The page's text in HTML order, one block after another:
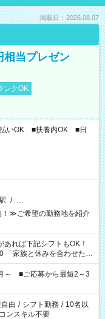
掲載日：2026.08.07
相当プレゼン
ンクOK
いOK ■扶養内OK ■日
/ …
≫ご希望の勤務地を紹介
い」 「できれば残業はし
※Wワーク希望
時間と、もう1つのお仕事
場合は応募できません。
～ ■ご応募から最短2～3
由 / シフト勤務 / 10名以
ンスキル不要